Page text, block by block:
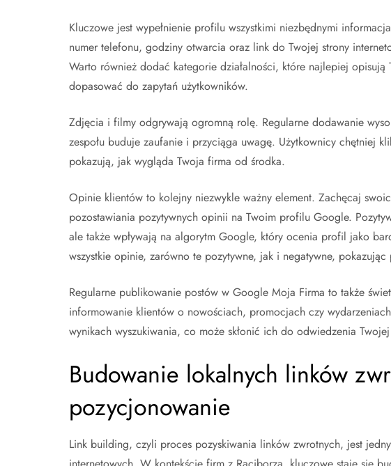
Kluczowe jest wypełnienie profilu wszystkimi niezbędnymi
numer telefonu, godziny otwarcia oraz link do Twojej strony
Warto również dodać kategorie działalności, które najlepiej
dopasować do zapytań użytkowników.
Zdjęcia i filmy odgrywają ogromną rolę. Regularne dodawanie
zespołu buduje zaufanie i przyciąga uwagę. Użytkownicy chętniej
pokazują, jak wygląda Twoja firma od środka.
Opinie klientów to kolejny niezwykle ważny element. Zachęcaj
pozostawiania pozytywnych opinii na Twoim profilu Google.
ale także wpływają na algorytm Google, który ocenia profil jako
wszystkie opinie, zarówno te pozytywne, jak i negatywne,
Regularne publikowanie postów w Google Moja Firma to także
informowanie klientów o nowościach, promocjach czy
wynikach wyszukiwania, co może skłonić ich do odwiedzenia
Budowanie lokalnych linków
pozycjonowanie
Link building, czyli proces pozyskiwania linków zwrotnych, jest